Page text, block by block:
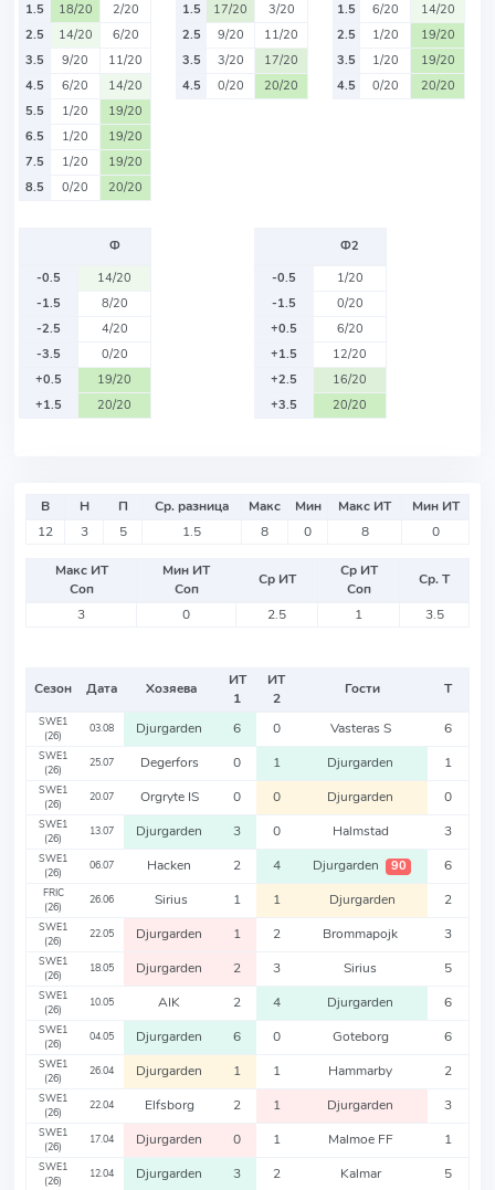
1.5
18/20
2/20
2.5
14/20
6/20
3.5
9/20
11/20
4.5
6/20
14/20
5.5
1/20
19/20
6.5
1/20
19/20
7.5
1/20
19/20
8.5
0/20 20/20
1.5
17/20
3/20
2.5
9/20
11/20
3.5
3/20
17/20
4.5
0/20 20/20
1.5
6/20
14/20
2.5
1/20
19/20
3.5
1/20
19/20
4.5
0/20 20/20
Ф
-0.5
14/20
-1.5
8/20
-2.5
4/20
-3.5
0/20
+0.5
19/20
+1.5
20/20
Ф2
-0.5
1/20
-1.5
0/20
+0.5
6/20
+1.5
12/20
+2.5
16/20
+3.5
20/20
В Н П Ср. разница Макс Мин Макс ИТ
Мин ИТ
12
3 5 1.5 8 0 8 0
Макс ИТ
Соп
Мин ИТ
Соп
Ср ИТ
Ср ИТ
Соп
Ср. Т
3
0 2.5 1 3.5
Сезон Дата Хозяева
ИТ
1
ИТ
2
Гости Т
SWE1
(26)
03.08 Djurgarden 6 0 Vasteras S 6
SWE1
(26)
25.07 Degerfors 0 1 Djurgarden 1
SWE1
(26)
20.07 Orgryte IS 0 0 Djurgarden 0
SWE1
(26)
13.07 Djurgarden 3 0 Halmstad 3
SWE1
(26)
06.07 Hacken 2 4 Djurgarden 90 6
FRIC
(26)
26.06 Sirius 1 1 Djurgarden 2
SWE1
(26)
22.05 Djurgarden 1 2 Brommapojk 3
SWE1
(26)
18.05 Djurgarden 2 3 Sirius 5
SWE1
(26)
10.05 AIK 2 4 Djurgarden 6
SWE1
(26)
04.05 Djurgarden 6 0 Goteborg 6
SWE1
(26)
26.04 Djurgarden 1 1 Hammarby 2
SWE1
(26)
22.04 Elfsborg 2 1 Djurgarden 3
SWE1
(26)
17.04 Djurgarden 0 1 Malmoe FF 1
SWE1
(26)
12.04 Djurgarden 3 2 Kalmar 5